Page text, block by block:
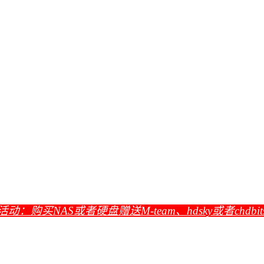
动：购买NAS或者硬盘赠送M-team、hdsky或者